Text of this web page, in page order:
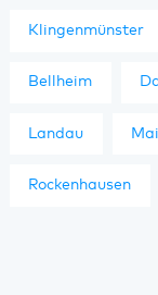
Klingenmünster
Bellheim
Landau
Rockenhausen